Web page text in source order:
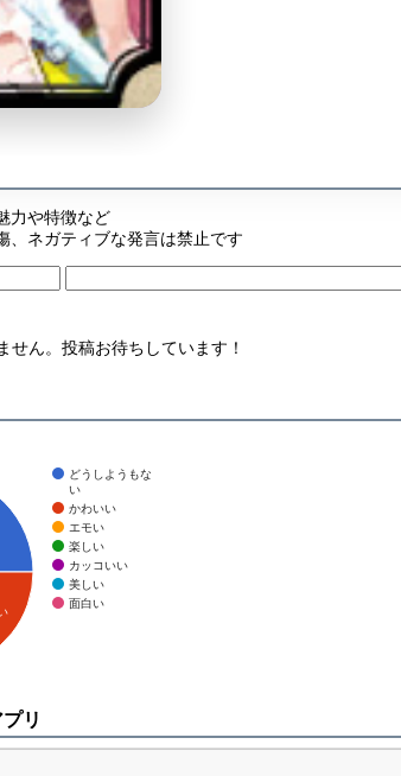
力や特徴など
、ネガティブな発言は禁止です
せん。投稿お待ちしています！
どうしようもな
い
かわいい
エモい
楽しい
カッコいい
美しい
面白い
リ